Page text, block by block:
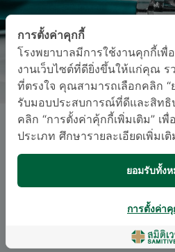
นพ. เมธัส ก
สาขาอายุร
อนุสาขาสาขาอ
ภาษา
การตั้งค่าคุกกี้
โรงพยาบาลมีการใช้งานคุกกี้เ
งานเว็บไซต์ที่ดียิ่งขึ้นให้แก่คุณ ร
ที่ตรงใจ คุณสามารถเลือกคลิก “
รับมอบประสบการณ์ที่ดีและสิทธิ
คลิก “การตั้งค่าคุ้กกี้เพิ่มเติม” เ
ประเภท ศึกษารายละเอียดเพิ่มเ
ยอมรับทั้ง
การตั้งค่าคุ